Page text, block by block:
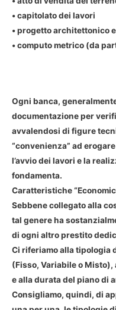
• capitolato dei lavori
• progetto architettonico
• computo metrico (da
Ogni banca,
documentazione per
avvalendosi di figure
“convenienza” ad
l’avvio dei lavori e la
fondamenta.
Caratteristiche
Sebbene collegato alla
tal genere ha
di ogni altro prestito
Ci riferiamo alla tipologia
(Fisso, Variabile o Misto),
e alla durata del piano di
Consigliamo, quindi, di